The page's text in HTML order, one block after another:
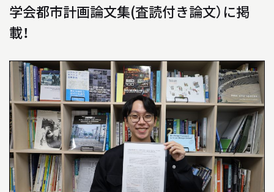
01 学科の特徴について
03授業や取り組み
04教員について
05 研究室について
INFORMATION
学会都市計画論文集(査読付き論文）に掲
載！